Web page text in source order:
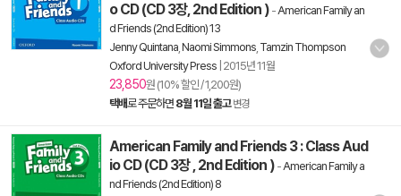
o CD (CD 3장, 2nd Edition ) -American Family an
d Friends (2nd Edition) 13
Jenny Quintana Naomi Simmons Tamzin Thompson
Oxford University Press 2015년 11월
23,850원 (10% 할인 / 1,200원)
택배로 주문하면 8월 11일 출고 변경
American Family and Friends 3 : Class Aud
io CD (CD 3장 , 2nd Edition ) -American Family a
nd Friends (2nd Edition) 8